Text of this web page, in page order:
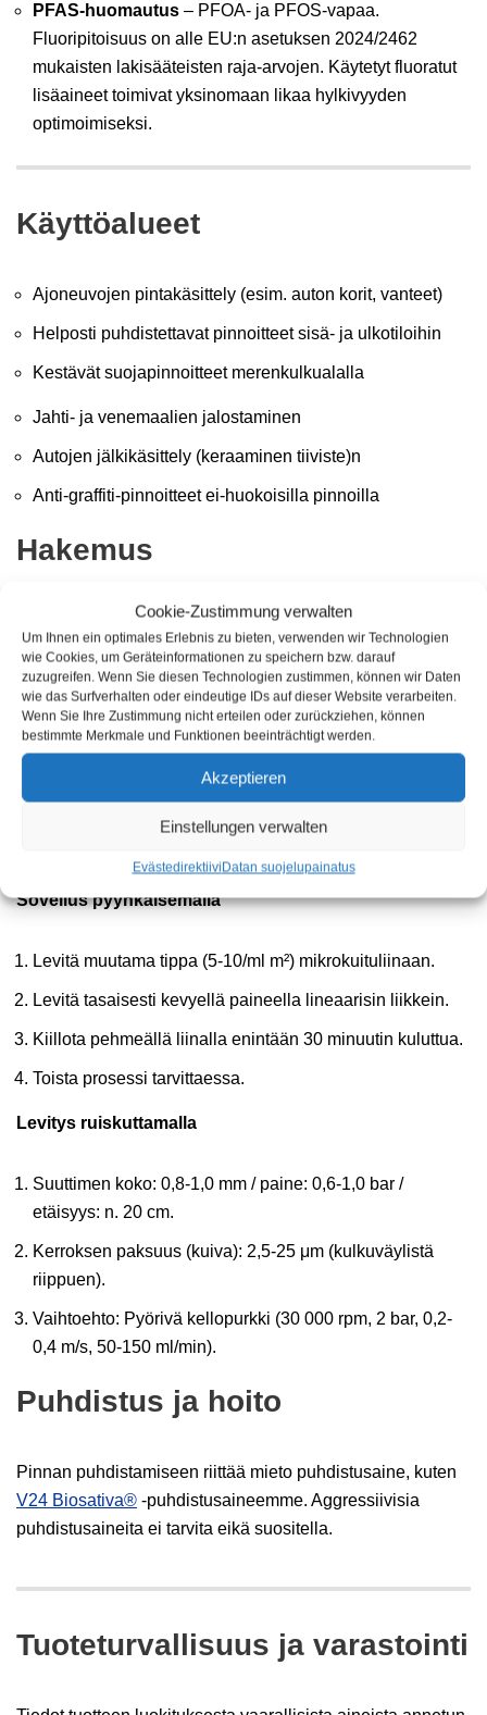
Cookie-Zustimmung verwalten
Um Ihnen ein optimales Erlebnis zu bieten, verwenden wir Technologien
wie Cookies, um Geräteinformationen zu speichern bzw. darauf
zuzugreifen. Wenn Sie diesen Technologien zustimmen, können wir Daten
wie das Surfverhalten oder eindeutige IDs auf dieser Website verarbeiten.
Wenn Sie Ihre Zustimmung nicht erteilen oder zurückziehen, können
bestimmte Merkmale und Funktionen beeinträchtigt werden.
Akzeptieren
Einstellungen verwalten
EvästedirektiiviDatan suojelupainatus
PFAS-huomautus – PFOA- ja PFOS-vapaa.
Fluoripitoisuus on alle EU:n asetuksen 2024/2462
mukaisten lakisääteisten raja-arvojen. Käytetyt fluoratut
lisäaineet toimivat yksinomaan likaa hylkivyyden
optimoimiseksi.
Käyttöalueet
Ajoneuvojen pintakäsittely (esim. auton korit, vanteet)
Helposti puhdistettavat pinnoitteet sisä- ja ulkotiloihin
Kestävät suojapinnoitteet merenkulkualalla
Jahti- ja venemaalien jalostaminen
Autojen jälkikäsittely (keraaminen tiiviste)n
Anti-graffiti-pinnoitteet ei-huokoisilla pinnoilla
Hakemus
Puhdistapinta perusteellisesti ja poista siitä rasva (esim.
isopropanolilla, etyyliasetaatilla tai bensiinillä).
Pinnan on oltava täysin kuiva ja rasvaton.
Käsittelylämpötila: 15-30 °C, suhteellinen kosteus: 50-80
Sovellus pyyhkäisemällä
Levitä muutama tippa (5-10/ml m²) mikrokuituliinaan.
Levitä tasaisesti kevyellä paineella lineaarisin liikkein.
Kiillota pehmeällä liinalla enintään 30 minuutin kuluttua.
Toista prosessi tarvittaessa.
Levitys ruiskuttamalla
Suuttimen koko: 0,8-1,0 mm / paine: 0,6-1,0 bar /
etäisyys: n. 20 cm.
Kerroksen paksuus (kuiva): 2,5-25 μm (kulkuväylistä
riippuen).
Vaihtoehto: Pyörivä kellopurkki (30 000 rpm, 2 bar, 0,2-
0,4 m/s, 50-150 ml/min).
Puhdistus ja hoito
Pinnan puhdistamiseen riittää mieto puhdistusaine, kuten
V24 Biosativa® -puhdistusaineemme. Aggressiivisia
puhdistusaineita ei tarvita eikä suositella.
Tuoteturvallisuus ja varastointi